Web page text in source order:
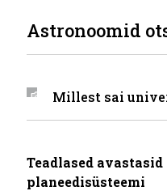
Astronoomid
Millest sai
Teadlased
planeedisüsteemi